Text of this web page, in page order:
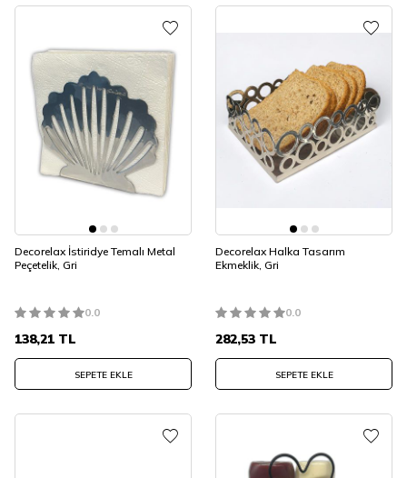
Decorelax İstiridye Temalı Metal
Peçetelik, Gri
0.0
138,21 TL
SEPETE EKLE
Decorelax Halka Tasarım
Ekmeklik, Gri
0.0
282,53 TL
SEPETE EKLE